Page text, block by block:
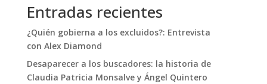
Entradas recientes
¿Quién gobierna a los excluidos?: Entrevista
con Alex Diamond
Desaparecer a los buscadores: la historia de
Claudia Patricia Monsalve y Ángel Quintero